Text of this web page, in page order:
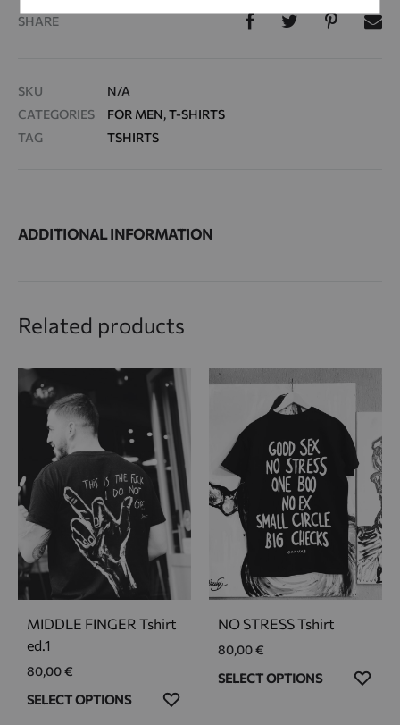
SHARE
SKU
N/A
CATEGORIES
FOR MEN,T-SHIRTS
TAG
TSHIRTS
ADDITIONAL INFORMATION
Related products
MIDDLE FINGER Tshirt
ed.1
80,00€
SELECT OPTIONS
This
NO STRESS Tshirt
80,00€
SELECT OPTIONS
This